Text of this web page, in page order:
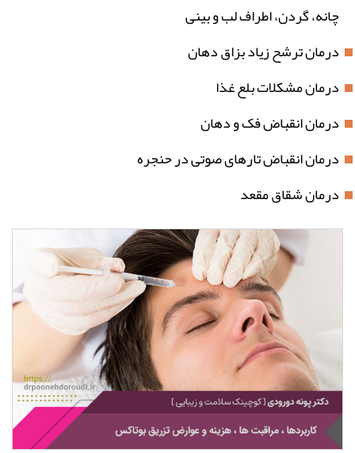
چانه، گردن، اطراف لب و بینی
درمان ترشح زیاد بزاق دهان
درمان مشکلات بلع غذا
درمان انقباض فک و دهان
درمان انقباض تارهای صوتی در حنجره
درمان شقاق مقعد